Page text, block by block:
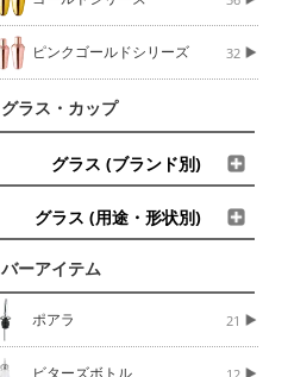
ピンクゴールドシリーズ 32
グラス・カップ
グラス (ブランド別)
グラス (用途・形状別)
バーアイテム
ポアラ 21
ビターズボトル 12